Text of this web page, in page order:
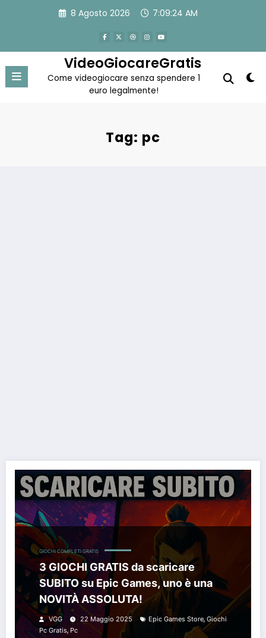
8 Agosto 2026 7:09:24 AM
VideoGiocareGratis
Come videogiocare senza spendere 1
euro legalmente!
Tag: pc
3 GIOCHI GRATIS da scaricare SUBITO su Epic Games, uno è una
GIOCHI COMPLETI GRATIS
3 GIOCHI GRATIS da scaricare
SUBITO su Epic Games, uno è una
NOVITÀ ASSOLUTA!
VGG 22 Maggio 2025 Epic Games Store, Giochi
Pc Gratis, Pc